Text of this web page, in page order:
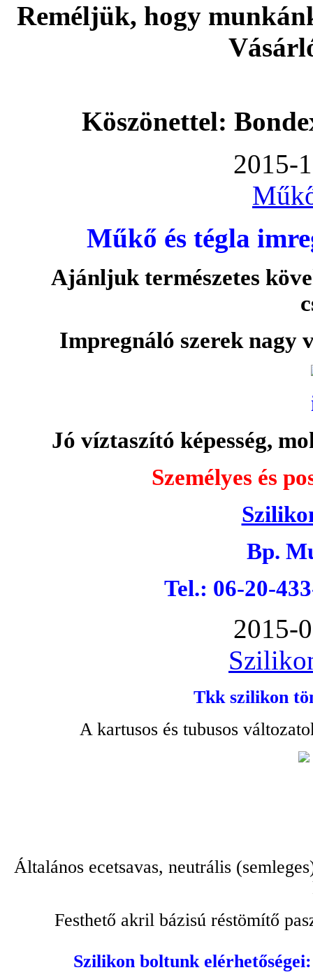
Reméljük, hogy
Köszönettel:
2015-
Műkő és tégla
Ajánljuk természetes
Impregnáló szerek
Jó víztaszító képesség,
Személyes és
Bp.
Tel.: 06-20-
2015-
Tkk szilikon
A kartusos és tubusos
Általános ecetsavas, neutrális
Festhető akril bázisú réstömítő
Szilikon boltunk